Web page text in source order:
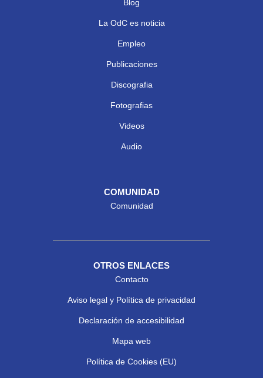
Blog
La OdC es noticia
Empleo
Publicaciones
Discografia
Fotografias
Videos
Audio
COMUNIDAD
Comunidad
OTROS ENLACES
Contacto
Aviso legal y Política de privacidad
Declaración de accesibilidad
Mapa web
Política de Cookies (EU)